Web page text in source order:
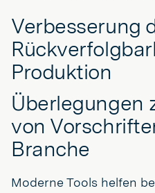
Verbesserung
Produktion
Überlegungen
von
Branche
Moderne Tools helfen